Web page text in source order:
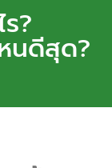
?
นดีสุด?